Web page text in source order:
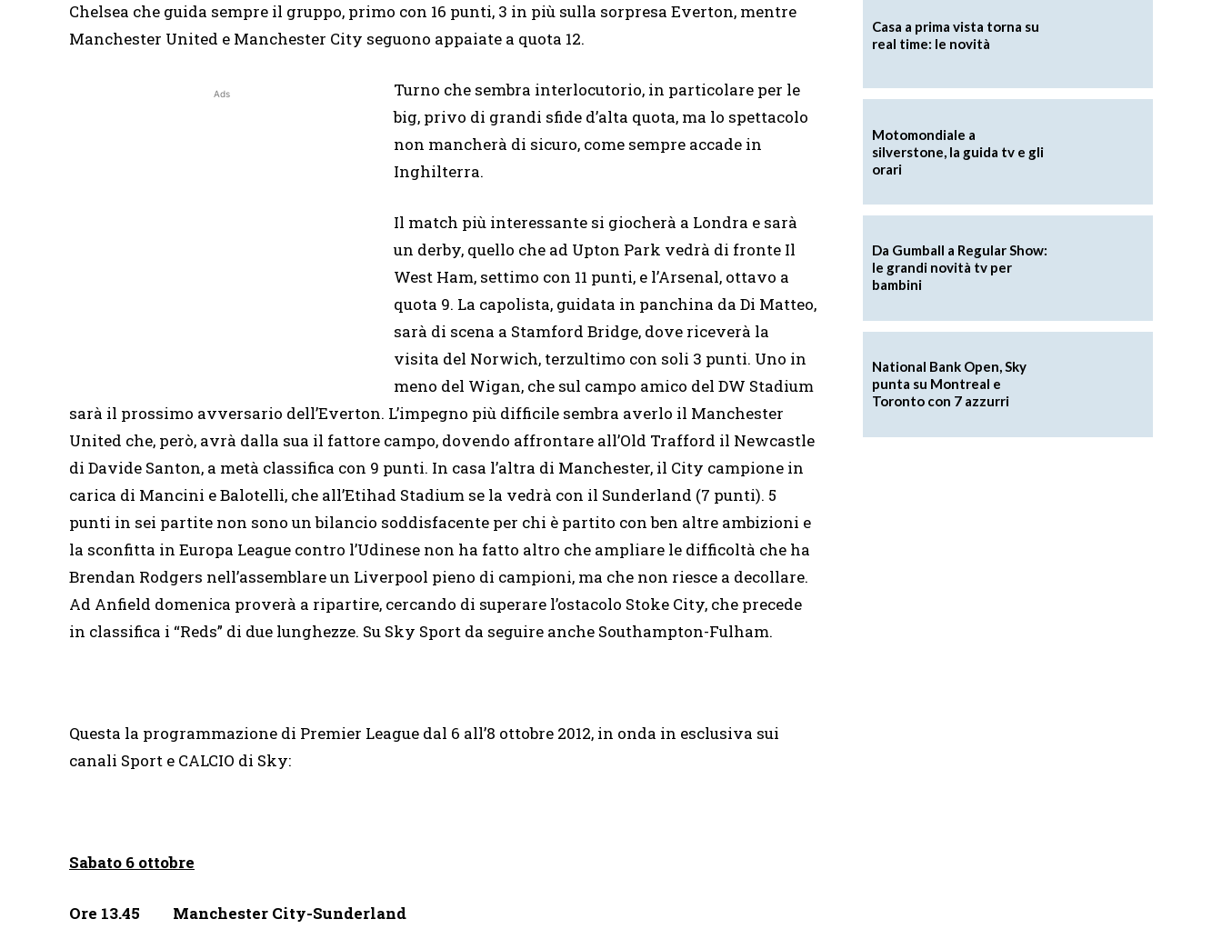
Chelsea che guida sempre il gruppo, primo con 16 punti, 3 in più sulla sorpresa Everton, mentre
Manchester United e Manchester City seguono appaiate a quota 12.
Ads
Turno che sembra interlocutorio, in particolare per le
big, privo di grandi sfide d’alta quota, ma lo spettacolo
non mancherà di sicuro, come sempre accade in
Inghilterra.
Il match più interessante si giocherà a Londra e sarà
un derby, quello che ad Upton Park vedrà di fronte Il
West Ham, settimo con 11 punti, e l’Arsenal, ottavo a
quota 9. La capolista, guidata in panchina da Di Matteo,
sarà di scena a Stamford Bridge, dove riceverà la
visita del Norwich, terzultimo con soli 3 punti. Uno in
meno del Wigan, che sul campo amico del DW Stadium
sarà il prossimo avversario dell’Everton. L’impegno più difficile sembra averlo il Manchester
United che, però, avrà dalla sua il fattore campo, dovendo affrontare all’Old Trafford il Newcastle
di Davide Santon, a metà classifica con 9 punti. In casa l’altra di Manchester, il City campione in
carica di Mancini e Balotelli, che all’Etihad Stadium se la vedrà con il Sunderland (7 punti). 5
punti in sei partite non sono un bilancio soddisfacente per chi è partito con ben altre ambizioni e
la sconfitta in Europa League contro l’Udinese non ha fatto altro che ampliare le difficoltà che ha
Brendan Rodgers nell’assemblare un Liverpool pieno di campioni, ma che non riesce a decollare.
Ad Anfield domenica proverà a ripartire, cercando di superare l’ostacolo Stoke City, che precede
in classifica i “Reds” di due lunghezze. Su Sky Sport da seguire anche Southampton-Fulham.
Questa la programmazione di Premier League dal 6 all’8 ottobre 2012, in onda in esclusiva sui
canali Sport e CALCIO di Sky:
Sabato 6 ottobre
Ore 13.45 Manchester City-Sunderland
Casa a prima vista torna su
real time: le novità
Motomondiale a
silverstone, la guida tv e gli
orari
Da Gumball a Regular Show:
le grandi novità tv per
bambini
National Bank Open, Sky
punta su Montreal e
Toronto con 7 azzurri